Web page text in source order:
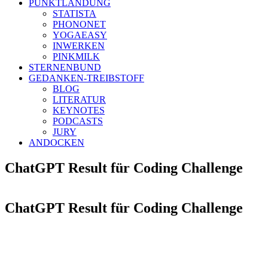
PUNKTLANDUNG
STATISTA
PHONONET
YOGAEASY
INWERKEN
PINKMILK
STERNENBUND
GEDANKEN-TREIBSTOFF
BLOG
LITERATUR
KEYNOTES
PODCASTS
JURY
ANDOCKEN
ChatGPT Result für Coding Challenge
ChatGPT Result für Coding Challenge